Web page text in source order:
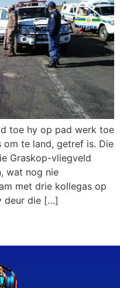
toe hy op pad werk toe
om te land, getref is. Die
Graskop-vliegveld
wat nog nie
met drie kollegas op
deur die […]